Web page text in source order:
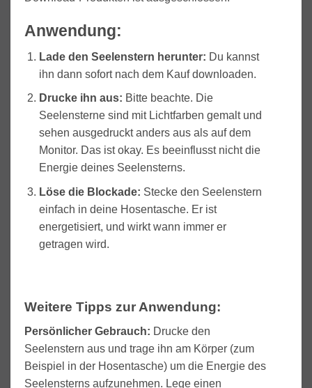
Anwendung:
Lade den Seelenstern herunter: Du kannst
ihn dann sofort nach dem Kauf downloaden.
Drucke ihn aus: Bitte beachte. Die
Seelensterne sind mit Lichtfarben gemalt und
sehen ausgedruckt anders aus als auf dem
Monitor. Das ist okay. Es beeinflusst nicht die
Energie deines Seelensterns.
Löse die Blockade: Stecke den Seelenstern
einfach in deine Hosentasche. Er ist
energetisiert, und wirkt wann immer er
getragen wird.
Weitere Tipps zur Anwendung:
Persönlicher Gebrauch: Drucke den
Seelenstern aus und trage ihn am Körper (zum
Beispiel in der Hosentasche) um die Energie des
Seelensterns aufzunehmen. Lege einen